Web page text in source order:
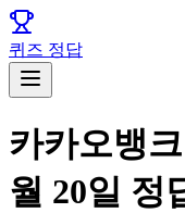
퀴즈 정답
카카오뱅
월 20일 정